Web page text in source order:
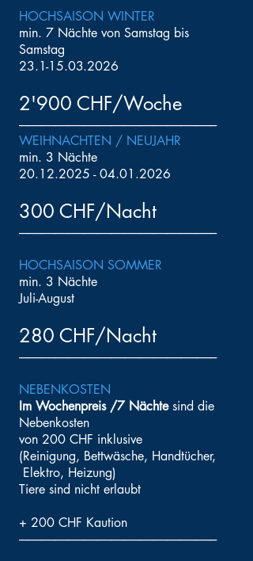
HOCHSAISON WINTER
min. 7 Nächte von Samstag bis
Samstag
23.1-15.03.2026
2'900 CHF/Woche
----------------------------------------------------------------------------------------
WEIHNACHTEN / NEUJAHR
min. 3 Nächte
20.12.2025 - 04.01.2026
300 CHF/Nacht
----------------------------------------------------------------------------------------
HOCHSAISON SOMMER
min. 3 Nächte
Juli-August
280 CHF/Nacht
----------------------------------------------------------------------------------------
NEBENKOSTEN
Im Wochenpreis /7 Nächtesind die
Nebenkosten
von 200 CHF inklusive
(Reinigung, Bettwäsche, Handtücher,
Elektro, Heizung)
Tiere sind nicht erlaubt
+ 200 CHF Kaution
----------------------------------------------------------------------------------------